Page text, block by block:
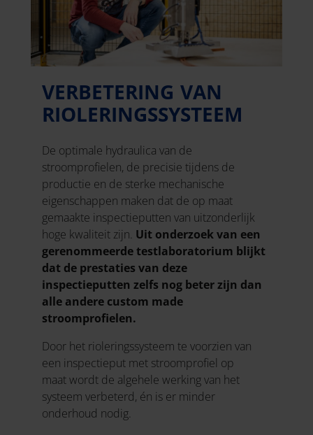
VERBETERING VAN
RIOLERINGSSYSTEEM
De optimale hydraulica van de
stroomprofielen, de precisie tijdens de
productie en de sterke mechanische
eigenschappen maken dat de op maat
gemaakte inspectieputten van uitzonderlijk
hoge kwaliteit zijn. Uit onderzoek van een
gerenommeerde testlaboratorium blijkt
dat de prestaties van deze
inspectieputten zelfs nog beter zijn dan
alle andere custom made
stroomprofielen.
Door het rioleringssysteem te voorzien van
een inspectieput met stroomprofiel op
maat wordt de algehele werking van het
systeem verbeterd, én is er minder
onderhoud nodig.